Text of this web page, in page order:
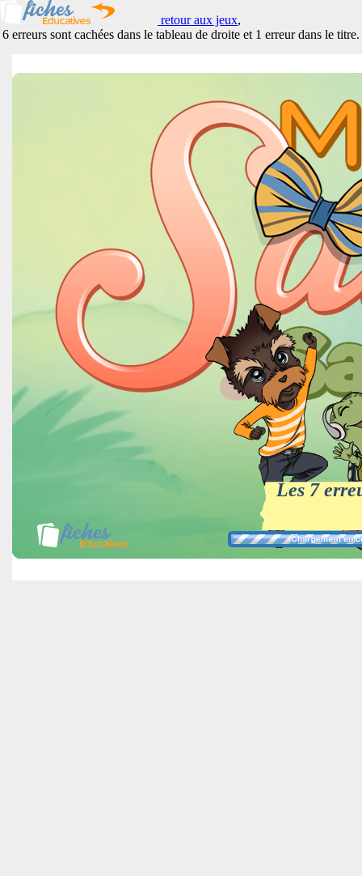
retour aux jeux,
6 erreurs sont cachées dans le tableau de droite et 1 erreur dans le titre.